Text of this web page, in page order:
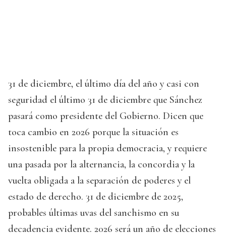
31 de diciembre, el último día del año y casi con
seguridad el último 31 de diciembre que Sánchez
pasará como presidente del Gobierno. Dicen que
toca cambio en 2026 porque la situación es
insostenible para la propia democracia, y requiere
una pasada por la alternancia, la concordia y la
vuelta obligada a la separación de poderes y el
estado de derecho. 31 de diciembre de 2025,
probables últimas uvas del sanchismo en su
decadencia evidente. 2026 será un año de elecciones